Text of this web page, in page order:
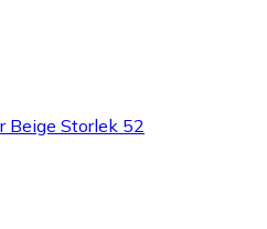
Beige Storlek 52